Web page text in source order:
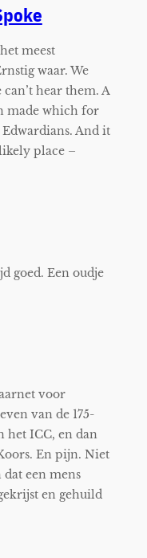
meest
waar. We
hear them. A
made which for
And it
place –
goed. Een oudje
voor
van de 175-
het ICC, en dan
En pijn. Niet
dat een mens
en gehuild